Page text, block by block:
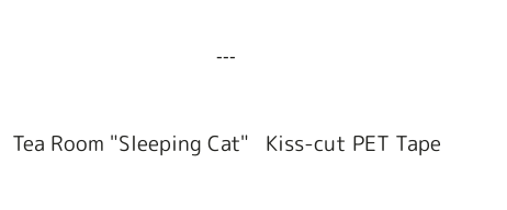
---
Tea Room "Sleeping Cat" Kiss-cut PET Tape